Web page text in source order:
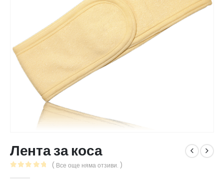
Лента за коса
( Все още няма отзиви. )